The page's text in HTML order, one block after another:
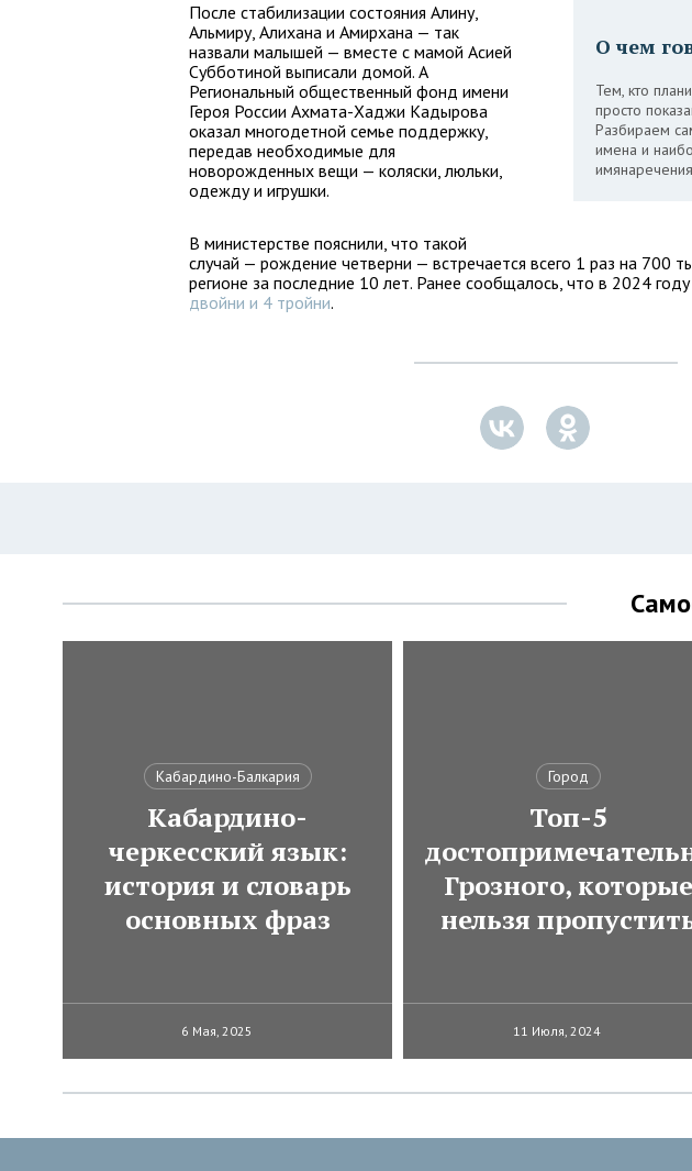
О чем
Тем, кто
просто
Разбираем
имена и
После стабилизации состояния Алину,
Альмиру, Алихана и Амирхана — так
назвали малышей — вместе с мамой Асией
Субботиной выписали домой. А
Региональный общественный фонд имени
Героя России Ахмата-Хаджи Кадырова
оказал многодетной семье поддержку,
передав необходимые для
новорожденных вещи — коляски, люльки,
одежду и игрушки.
В министерстве пояснили, что такой
случай — рождение четверни — встречается всего 1 раз на 700
регионе за последние 10 лет. Ранее сообщалось, что в 2024
двойни и 4 тройни.
Кабардино-Балкария
Кабардино-
черкесский язык:
история и словарь
основных фраз
6 Мая, 2025
Город
Топ-5
Грозного, которые
нельзя
11 Июля, 2024